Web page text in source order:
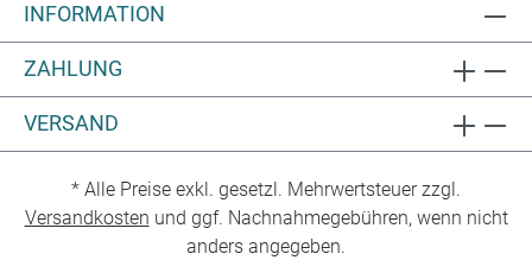
INFORMATION
ZAHLUNG
VERSAND
* Alle Preise exkl. gesetzl. Mehrwertsteuer zzgl.
Versandkosten und ggf. Nachnahmegebühren, wenn nicht
anders angegeben.